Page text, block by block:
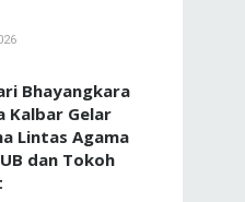
Bhayangkara
Kalbar Gelar
Lintas Agama
dan Tokoh